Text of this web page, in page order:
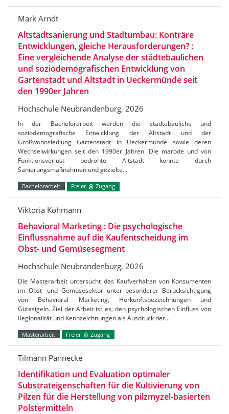
Mark Arndt
Altstadtsanierung und Stadtumbau: Konträre
Entwicklungen, gleiche Herausforderungen? :
Eine vergleichende Analyse der städtebaulichen
und soziodemografischen Entwicklung von
Gartenstadt und Altstadt in Ueckermünde seit
den 1990er Jahren
Hochschule Neubrandenburg, 2026
In der Bachelorarbeit werden die städtebauliche und
soziodemografische Entwicklung der Altstadt und der
Großwohnsiedlung Gartenstadt in Ueckermünde sowie deren
Wechselwirkungen seit den 1990er Jahren. Die marode und von
Funktionsverlust bedrohte Altstadt konnte durch
Sanierungsmaßnahmen und gezielte…
Bachelorarbeit Freier Zugang
Viktoria Kohmann
Behavioral Marketing : Die psychologische
Einflussnahme auf die Kaufentscheidung im
Obst- und Gemüsesegment
Hochschule Neubrandenburg, 2026
Die Masterarbeit untersucht das Kaufverhalten von Konsumenten
im Obst- und Gemüsesektor unter besonderer Berücksichtigung
von Behavioral Marketing, Herkunftsbezeichnungen und
Gütesigeln. Ziel der Arbeit ist es, den psychologischen Einfluss von
Regionalität und Kennzeichnungen als Ausdruck der…
Masterarbeit Freier Zugang
Tilmann Pannecke
Identifikation und Evaluation optimaler
Substrateigenschaften für die Kultivierung von
Pilzen für die Herstellung von pilzmyzel-basierten
Polstermitteln